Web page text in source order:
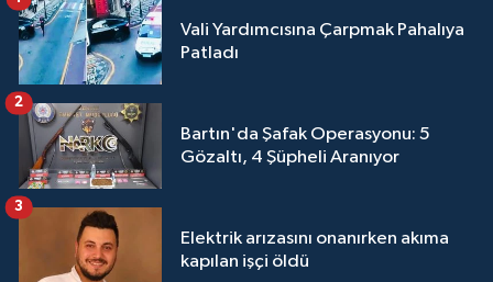
Vali Yardımcısına Çarpmak Pahalıya
Patladı
Bartın'da Şafak Operasyonu: 5
Gözaltı, 4 Şüpheli Aranıyor
2
Elektrik arızasını onanırken akıma
kapılan işçi öldü
3